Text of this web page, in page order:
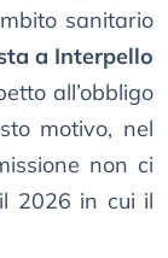
sanitario
a Interpello
all’obbligo
motivo, nel
non ci
2026 in cui il